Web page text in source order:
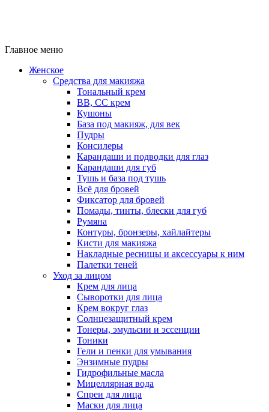
Главное меню
Женское
Средства для макияжа
Тональный крем
BB, CC крем
Кушоны
База под макияж, для век
Пудры
Консилеры
Карандаши и подводки для глаз
Карандаши для губ
Тушь и база под тушь
Всё для бровей
Фиксатор для бровей
Помады, тинты, блески для губ
Румяна
Контуры, бронзеры, хайлайтеры
Кисти для макияжа
Накладные ресницы и аксессуары к ним
Палетки теней
Уход за лицом
Крем для лица
Сыворотки для лица
Крем вокруг глаз
Солнцезащитный крем
Тонеры, эмульсии и эссенции
Тоники
Гели и пенки для умывания
Энзимные пудры
Гидрофильные масла
Мицеллярная вода
Спреи для лица
Маски для лица